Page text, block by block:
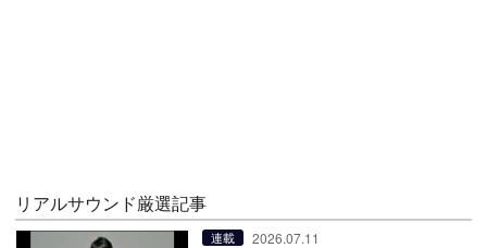
リアルサウンド厳選記事
連載 2026.07.11